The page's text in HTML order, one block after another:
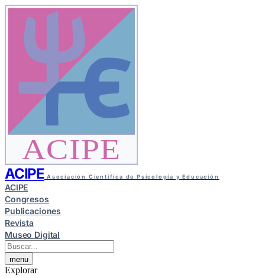
ACIPE
ACIPE Asociación Científica de Psicología y Educación
ACIPE
Congresos
Publicaciones
Revista
Museo Digital
menu
Explorar